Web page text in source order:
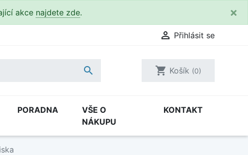
akce najdete zde. ×
 Přihlásit se
 shopping_cart Košík (0)
PORADNA
VŠE O
NÁKUPU
KONTAKT